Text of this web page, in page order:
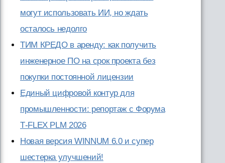
могут использовать ИИ, но ждать
осталось недолго
ТИМ КРЕДО в аренду: как получить
инженерное ПО на срок проекта без
покупки постоянной лицензии
Единый цифровой контур для
промышленности: репортаж с Форума
T‑FLEX PLM 2026
Новая версия WINNUM 6.0 и супер
шестерка улучшений!